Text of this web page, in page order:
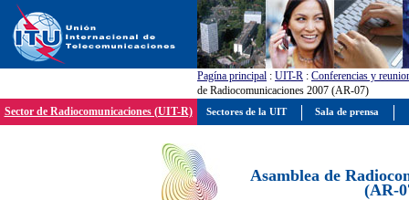
Pagína principal : UIT-R : Conferencias y
de Radiocomunicaciones 2007 (AR-07)
Sector de Radiocomunicaciones (UIT-R)
Asamblea de
(AR-
Sectores de la UIT Sala de prensa